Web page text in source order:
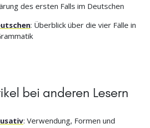
des ersten Falls im Deutschen
: Überblick über die vier Fälle in
bei anderen Lesern
: Verwendung, Formen und